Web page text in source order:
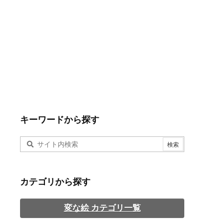
キーワードから探す
カテゴリから探す
変な絵 カテゴリ一覧